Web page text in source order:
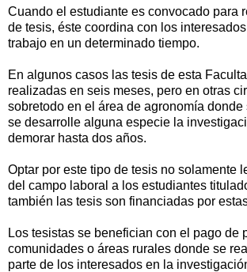
Cuando el estudiante es convocado para
de tesis, éste coordina con los
trabajo en un determinado tiempo.
En algunos casos las tesis de esta
realizadas en seis meses, pero en otras
sobretodo en el área de agronomía
se desarrolle alguna especie la
demorar hasta dos años.
Optar por este tipo de tesis no solamente
del campo laboral a los estudiantes
también las tesis son financiadas por
Los tesistas se benefician con el pago de
comunidades o áreas rurales donde se
parte de los interesados en la